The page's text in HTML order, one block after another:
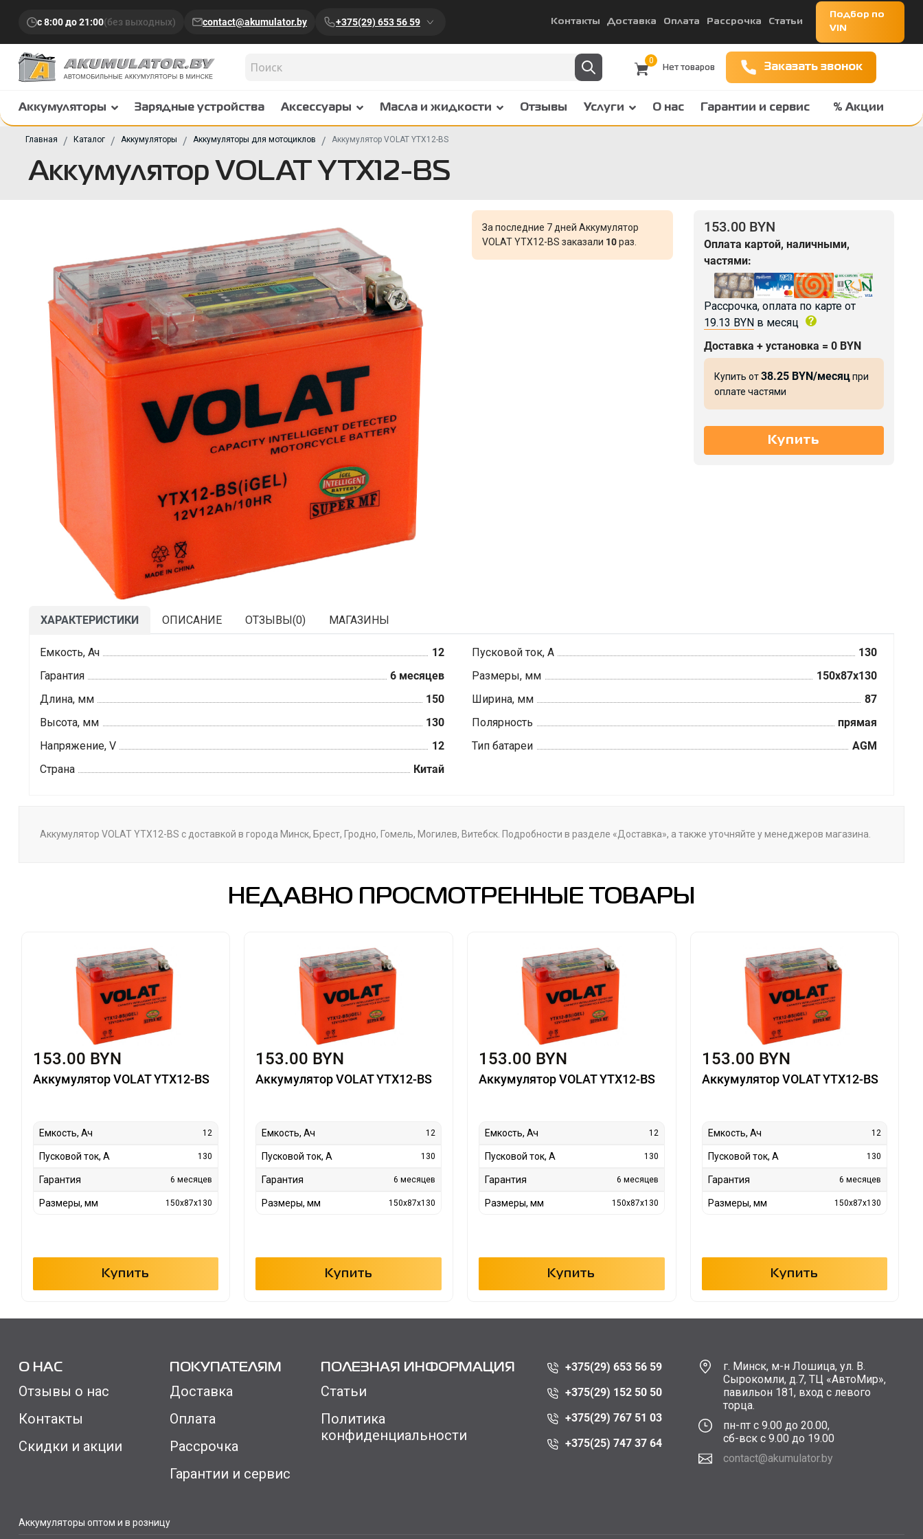
с 8:00 до 21:00(без выходных) contact@akumulator.by +375(29) 653 56 59 Контакты Доставка Оплата Рассрочка Статьи
Подбор по
VIN
0
Заказать звонок
Аккумуляторы Зарядные устройства Аксессуары Масла и жидкости Отзывы Услуги О нас Гарантии и сервис % Акции
Главная Каталог Аккумуляторы Аккумуляторы для мотоциклов Аккумулятор VOLAT YTX12-BS
Аккумулятор VOLAT YTX12-BS
За последние 7 дней Аккумулятор
VOLAT YTX12-BS заказали 10раз.
153.00 BYN
Оплата картой, наличными,
частями:
Рассрочка, оплата по карте от
19.13 BYNв месяц
Доставка + установка = 0 BYN
Купить от38.25 BYN/месяцпри
оплате частями
ХАРАКТЕРИСТИКИ ОПИСАНИЕ ОТЗЫВЫ(0) МАГАЗИНЫ
Емкость, Ач 12 Пусковой ток, А
130
Гарантия
6 месяцев Размеры, мм
150x87x130
Длина, мм
150 Ширина, мм
87
Высота, мм
130 Полярность
прямая
Напряжение, V
12 Тип батареи
AGM
Страна
Китай
Аккумулятор VOLAT YTX12-BS с доставкой в города Минск, Брест, Гродно, Гомель, Могилев, Витебск. Подробности в разделе «Доставка», а также уточняйте у менеджеров магазина.
НЕДАВНО ПРОСМОТРЕННЫЕ ТОВАРЫ
153.00 BYN
Аккумулятор VOLAT YTX12-BS
Емкость, Ач 12
Пусковой ток, А 130
Гарантия 6 месяцев
Размеры, мм 150x87x130
Купить
153.00 BYN
Аккумулятор VOLAT YTX12-BS
Емкость, Ач 12
Пусковой ток, А 130
Гарантия 6 месяцев
Размеры, мм 150x87x130
Купить
153.00 BYN
Аккумулятор VOLAT YTX12-BS
Емкость, Ач 12
Пусковой ток, А 130
Гарантия 6 месяцев
Размеры, мм 150x87x130
Купить
153.00 BYN
Аккумулятор VOLAT YTX12-BS
Емкость, Ач 12
Пусковой ток, А 130
Гарантия 6 месяцев
Размеры, мм 150x87x130
Купить
О НАС
Отзывы о нас
Контакты
Скидки и акции
ПОКУПАТЕЛЯМ
Доставка
Оплата
Рассрочка
Гарантии и сервис
ПОЛЕЗНАЯ ИНФОРМАЦИЯ
Статьи
Политика
конфиденциальности
+375(29) 653 56 59
+375(29) 152 50 50
+375(29) 767 51 03
+375(25) 747 37 64
г. Минск, м-н Лошица, ул. В.
Сырокомли, д.7, ТЦ «АвтоМир»,
павильон 181, вход с левого
торца.
пн-пт с 9.00 до 20.00,
сб-вск с 9.00 до 19.00
contact@akumulator.by
Аккумуляторы оптом и в розницу